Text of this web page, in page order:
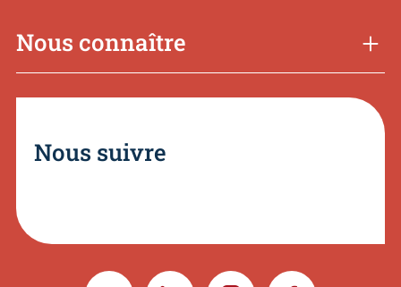
Nous connaître
Nous suivre